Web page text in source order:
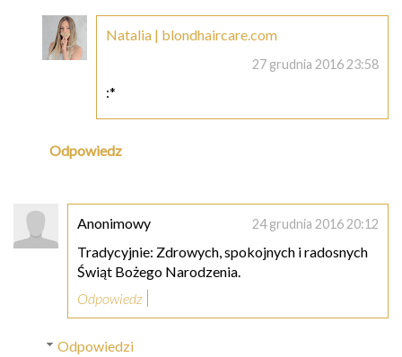
Natalia | blondhaircare.com
27 grudnia 2016 23:58
:*
Odpowiedz
Anonimowy 24 grudnia 2016 20:12
Tradycyjnie: Zdrowych, spokojnych i radosnych
Świąt Bożego Narodzenia.
Odpowiedz
Odpowiedzi